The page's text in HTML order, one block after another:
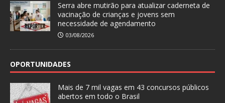
Serra abre mutirão para atualizar caderneta de
vacinação de crianças e jovens sem
necessidade de agendamento
03/08/2026
OPORTUNIDADES
Mais de 7 mil vagas em 43 concursos públicos
abertos em todo o Brasil